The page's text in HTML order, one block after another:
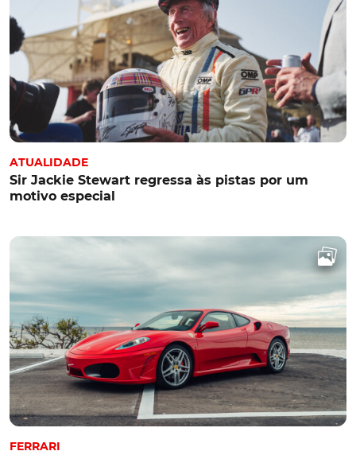
ATUALIDADE
Sir Jackie Stewart regressa às pistas por um
motivo especial
FERRARI